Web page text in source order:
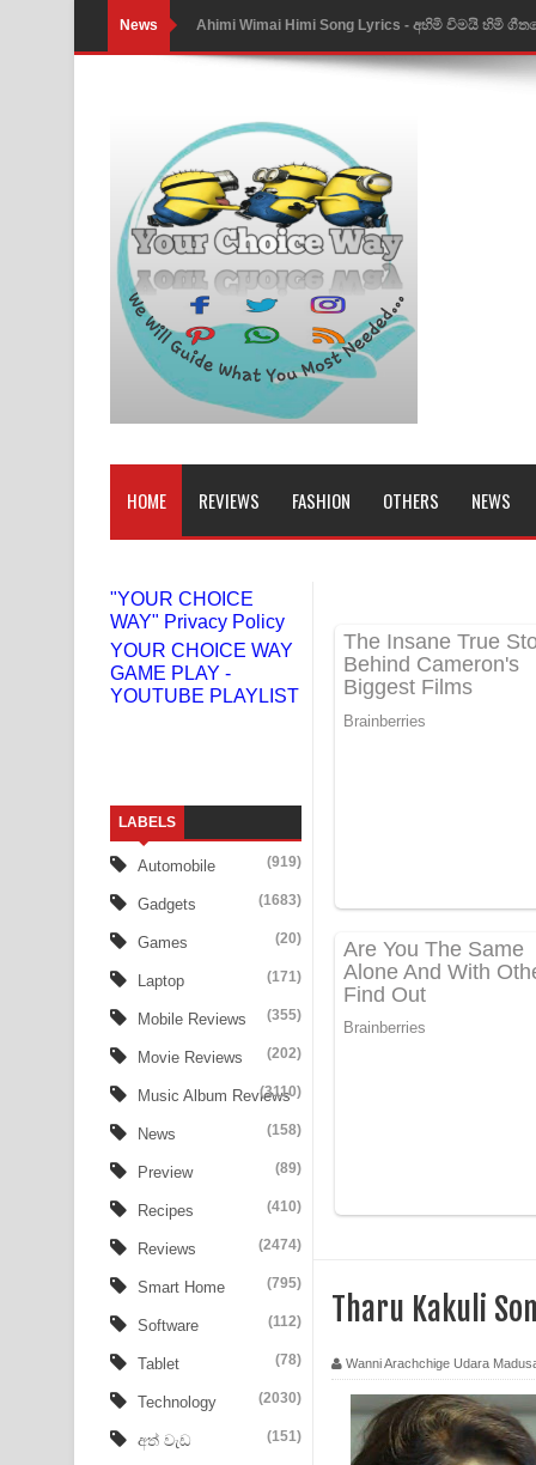
News Ahimi Wimai Himi Song Lyrics - අහිමි විමයි හිමි
Mathaka Parana Song Lyrics - මතක පාරනා ගීතයේ
Nimnadhen Song Lyrics - නිම්නාදෙන් ගීතයේ පද
Obamai Mage Adare Song Lyrics - ඔබමයි මගේ
Pansal Gihin Song Lyrics - පන්සල් ගිහිං ගීතයේ පද
Ankeliya Song Lyrics - අංකෙළිය ගීතයේ පද පෙළ
DEAR GOD Song Lyrics - ඩියර් ගෝඩ් ගීතයේ පද
MANAMALA KATHA Song Lyrics - මනමාල කතා
Dai Dai Lyrics - Shakira, Burna Boy | 2026
Numba Dun Aadare Song Lyrics - නුඹ දුන් ආදරේ
Liyamuda Dan Anagathe Song Lyrics - ලියමුද
Doni Song Lyrics - දෝණි ගීතයේ පද පෙළ
UNUHUMA Song Lyrics - උණුහුම ගීතයේ පද පෙළ
Katakara Song Lyrics - කටකාර ගීතයේ පද පෙළ
Tharu Yaye Dilena Song Lyrics - තරු යායේ
Heavy Weight Song Lyrics
FEVER DREAM Lyrics - Alex Warren
BTS : Hooligan Lyrics
Apa Hamuwee Song Lyrics - අප හමුවී ගීතයේ පද
PATHINIYE Song Lyrics - පතිනියනේ ගීතයේ පද පෙළ
HOME REVIEWS FASHION OTHERS NEWS
"YOUR CHOICE
WAY" Privacy Policy
YOUR CHOICE WAY
GAME PLAY -
YOUTUBE PLAYLIST
LABELS
Automobile (919)
Gadgets (1683)
Games (20)
Laptop (171)
Mobile Reviews (355)
Movie Reviews (202)
Music Album Reviews
(3110)
News (158)
Preview (89)
Recipes (410)
Reviews (2474)
Smart Home (795)
Software (112)
Tablet (78)
Technology (2030)
අත් වැඩ (151)
Tharu Kakuli
Wanni Arachchige Udara